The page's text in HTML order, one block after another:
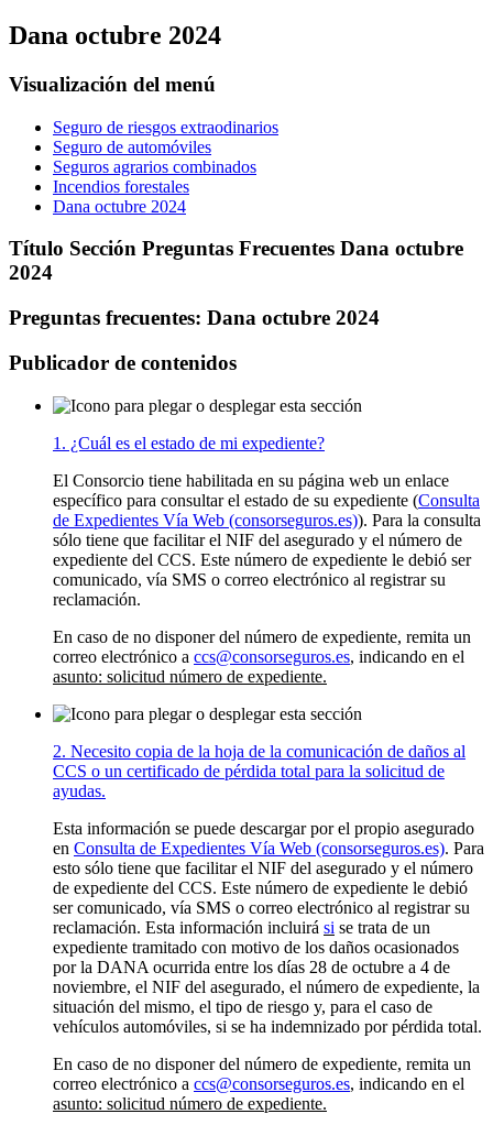
Dana octubre 2024
Visualización del menú
Seguro de riesgos extraodinarios
Seguro de automóviles
Seguros agrarios combinados
Incendios forestales
Dana octubre 2024
Título Sección Preguntas Frecuentes Dana octubre
2024
Preguntas frecuentes: Dana octubre 2024
Publicador de contenidos
1. ¿Cuál es el estado de mi expediente?
El Consorcio tiene habilitada en su página web un enlace
específico para consultar el estado de su expediente (Consulta
de Expedientes Vía Web (consorseguros.es)). Para la consulta
sólo tiene que facilitar el NIF del asegurado y el número de
expediente del CCS. Este número de expediente le debió ser
comunicado, vía SMS o correo electrónico al registrar su
reclamación.
En caso de no disponer del número de expediente, remita un
correo electrónico a ccs@consorseguros.es, indicando en el
asunto: solicitud número de expediente.
2. Necesito copia de la hoja de la comunicación de daños al
CCS o un certificado de pérdida total para la solicitud de
ayudas.
Esta información se puede descargar por el propio asegurado
en Consulta de Expedientes Vía Web (consorseguros.es). Para
esto sólo tiene que facilitar el NIF del asegurado y el número
de expediente del CCS. Este número de expediente le debió
ser comunicado, vía SMS o correo electrónico al registrar su
reclamación. Esta información incluirá si se trata de un
expediente tramitado con motivo de los daños ocasionados
por la DANA ocurrida entre los días 28 de octubre a 4 de
noviembre, el NIF del asegurado, el número de expediente, la
situación del mismo, el tipo de riesgo y, para el caso de
vehículos automóviles, si se ha indemnizado por pérdida total.
En caso de no disponer del número de expediente, remita un
correo electrónico a ccs@consorseguros.es, indicando en el
asunto: solicitud número de expediente.